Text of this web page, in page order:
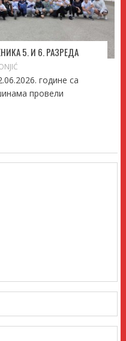
5. И 6. РАЗРЕДА
године са
провели